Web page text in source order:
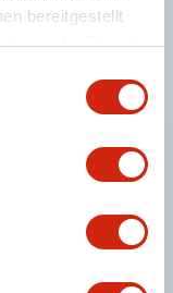
bereitgestellt
der Dienste
des
möglich,
ermöglicht.
gefertigt, was
Dämpfung von
ist erhältlich.